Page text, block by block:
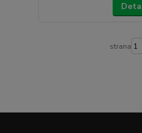
strana